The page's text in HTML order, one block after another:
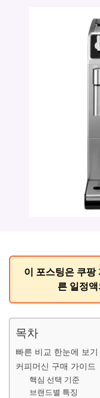
이 포스팅은 쿠팡
른 일정
목차
빠른 비교 한눈에 보기
커피머신 구매 가이드
핵심 선택 기준
브랜드별 특징